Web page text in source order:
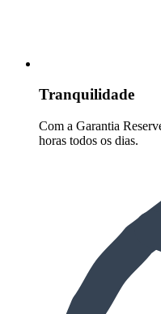
Tranquilidade
Com a Garantia
horas todos os dias.